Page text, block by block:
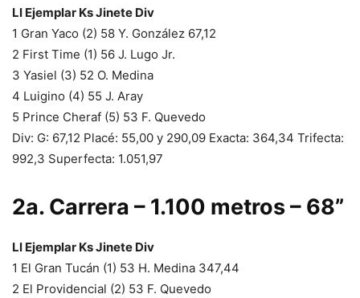
Ll Ejemplar Ks Jinete Div
1 Gran Yaco (2) 58 Y. González 67,12
2 First Time (1) 56 J. Lugo Jr.
3 Yasiel (3) 52 O. Medina
4 Luigino (4) 55 J. Aray
5 Prince Cheraf (5) 53 F. Quevedo
Div: G: 67,12 Placé: 55,00 y 290,09 Exacta: 364,34 Trifecta:
992,3 Superfecta: 1.051,97
2a. Carrera – 1.100 metros – 68”
Ll Ejemplar Ks Jinete Div
1 El Gran Tucán (1) 53 H. Medina 347,44
2 El Providencial (2) 53 F. Quevedo